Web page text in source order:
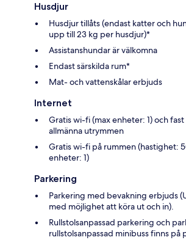
Husdjur
Husdjur tillåts (endast katter och
upp till 23 kg per husdjur)*
Assistanshundar är välkomna
Endast särskilda rum*
Mat- och vattenskålar erbjuds
Internet
Gratis wi-fi (max enheter: 1) och
allmänna utrymmen
Gratis wi-fi på rummen (hastighet:
enheter: 1)
Parkering
Parkering med bevakning erbjuds
med möjlighet att köra ut och in).
Rullstolsanpassad parkering och
rullstolsanpassad minibuss finns på